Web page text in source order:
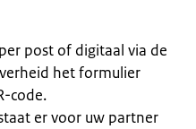
post of digitaal via de
het formulier
code.
er voor uw partner